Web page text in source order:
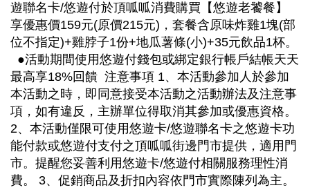
遊聯名卡/悠遊付於頂呱呱消費購買【悠遊老饕餐】
享優惠價159元(原價215元)，套餐含原味炸雞1塊(部
位不指定)+雞脖子1份+地瓜薯條(小)+35元飲品1杯。
●活動期間使用悠遊付錢包或綁定銀行帳戶結帳天天
最高享18%回饋 注意事項 1、本活動參加人於參加
本活動之時，即同意接受本活動之活動辦法及注意事
項，如有違反，主辦單位得取消其參加或優惠資格。
2、本活動僅限可使用悠遊卡/悠遊聯名卡之悠遊卡功
能付款或悠遊付支付之頂呱呱街邊門市提供，適用門
市。提醒您妥善利用悠遊卡/悠遊付相關服務理性消
費。 3、促銷商品及折扣內容依門市實際陳列為主。